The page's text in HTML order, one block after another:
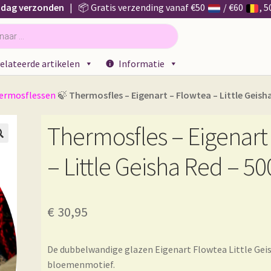
verzonden | 📦 Gratis verzending vanaf €50 / €60
,
artikelen Informatie
🍃 Thermosfles – Eigenart – Flowtea – Little Geisha
Thermosfles –
– Little Geisha Red –
€ 30,95
De dubbelwandige glazen Eigenart Flowtea Little
bloemenmotief.